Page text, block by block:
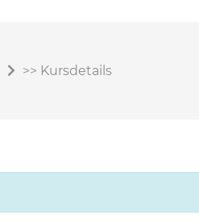
>> Kursdetails